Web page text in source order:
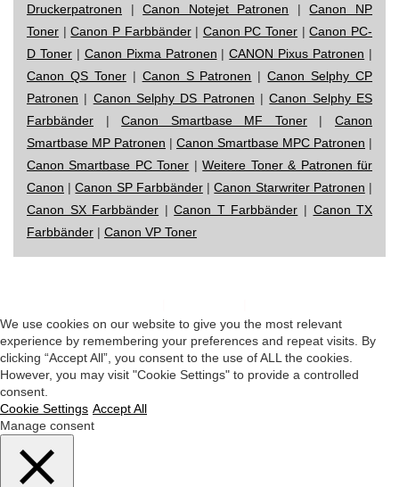
Druckerpatronen |Canon Notejet Patronen |Canon NP
Toner |Canon P Farbbänder| Canon PC Toner |Canon PC-
D Toner| Canon Pixma Patronen |CANON Pixus Patronen |
Canon QS Toner| Canon S Patronen |Canon Selphy CP
Patronen | Canon Selphy DS Patronen |Canon Selphy ES
Farbbänder |Canon Smartbase MF Toner|Canon
Smartbase MP Patronen | Canon Smartbase MPC Patronen |
Canon Smartbase PC Toner |Weitere Toner & Patronen für
Canon |Canon SP Farbbänder|Canon Starwriter Patronen |
Canon SX Farbbänder |Canon T Farbbänder | Canon TX
Farbbänder | Canon VP Toner
We use cookies on our website to give you the most relevant
experience by remembering your preferences and repeat visits. By
clicking “Accept All”, you consent to the use of ALL the cookies.
However, you may visit "Cookie Settings" to provide a controlled
consent.
Cookie Settings Accept All
Manage consent